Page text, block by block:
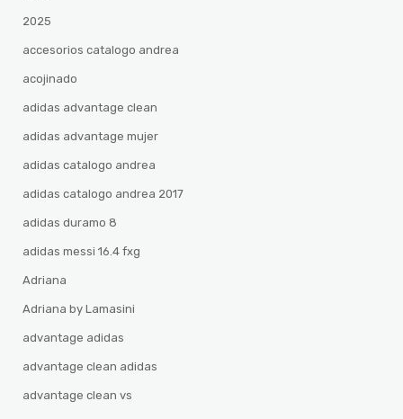
2025
accesorios catalogo andrea
acojinado
adidas advantage clean
adidas advantage mujer
adidas catalogo andrea
adidas catalogo andrea 2017
adidas duramo 8
adidas messi 16.4 fxg
Adriana
Adriana by Lamasini
advantage adidas
advantage clean adidas
advantage clean vs